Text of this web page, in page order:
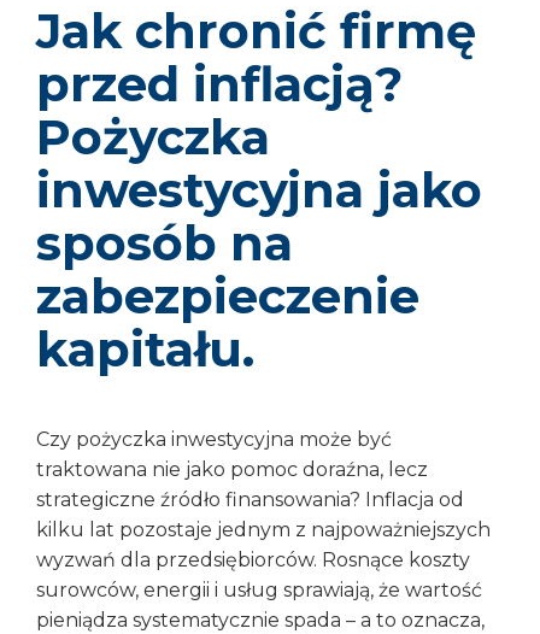
Jak chronić firmę
przed inflacją?
Pożyczka
inwestycyjna jako
sposób na
zabezpieczenie
kapitału.
Czy pożyczka inwestycyjna może być
traktowana nie jako pomoc doraźna, lecz
strategiczne źródło finansowania? Inflacja od
kilku lat pozostaje jednym z najpoważniejszych
wyzwań dla przedsiębiorców. Rosnące koszty
surowców, energii i usług sprawiają, że wartość
pieniądza systematycznie spada – a to oznacza,